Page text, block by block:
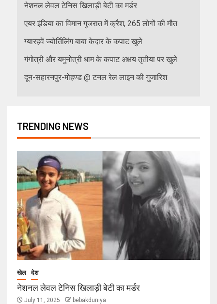
नेशनल लेवल टेनिस खिलाड़ी बेटी का मर्डर
एयर इंडिया का विमान गुजरात में क्रैश, 265 लोगों की मौत
ग्यारहवें ज्योर्तिलिंग बाबा केदार के कपाट खुले
गंगोत्री और यमुनोत्री धाम के कपाट अक्षय तृतीया पर खुले
दून-सहारनपुर-मोहण्ड @ टनल रेल लाइन की गुजारिश
TRENDING NEWS
खेल देश
नेशनल लेवल टेनिस खिलाड़ी बेटी का मर्डर
July 11, 2025 bebakduniya